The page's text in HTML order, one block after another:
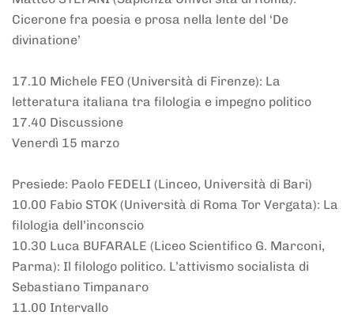
Cicerone fra poesia e prosa nella lente del ‘De
divinatione’
17.10 Michele FEO (Università di Firenze): La
letteratura italiana tra filologia e impegno politico
17.40 Discussione
Venerdì 15 marzo
Presiede: Paolo FEDELI (Linceo, Università di Bari)
10.00 Fabio STOK (Università di Roma Tor Vergata): La
filologia dell’inconscio
10.30 Luca BUFARALE (Liceo Scientifico G. Marconi,
Parma): Il filologo politico. L’attivismo socialista di
Sebastiano Timpanaro
11.00 Intervallo